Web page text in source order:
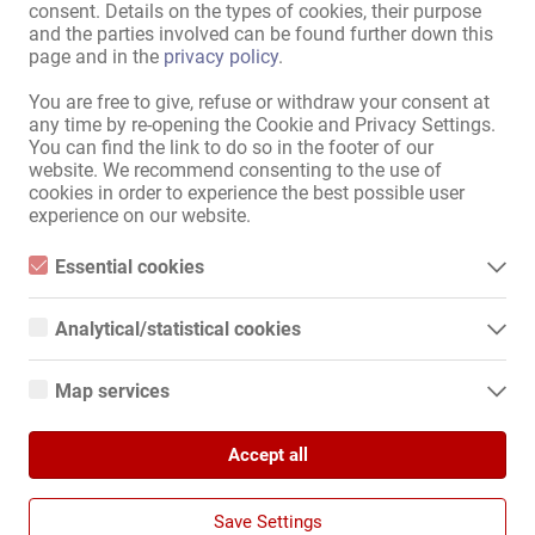
consent. Details on the types of cookies, their purpose
and the parties involved can be found further down this
page and in the privacy policy.
You are free to give, refuse or withdraw your consent at
any time by re-opening the Cookie and Privacy Settings.
You can find the link to do so in the footer of our
website. We recommend consenting to the use of
cookies in order to experience the best possible user
experience on our website.
Essential cookies
Essential cookies are all cookies necessary for the operation of
function properly without these cookies.
Analytical/statistical cookies
Analytical or statistical cookies are cookies that are used to
They help website owners understand how visitors interact with
We use Google Analytics, which sets third-party cookies. More
details about Google Analytics and the cookies used can be
Map services
When you use Google Maps on our website, information about
your use of this site and your IP address may be transmitted to
and stored on a server in the United States.
Save Settings
Accept all
пользование
Ванна:
комната
БДСМ:
БДСМ-зал
Парковка для девушек:
предоставляется
Парковка для посетителей:
Клуб Лидо сдает в аренду эксклюзивные номера в очень
отличными условиями прямо сейчас!!!
Номера полностью отремонтированы, меблированы и
полностью оборудованы.